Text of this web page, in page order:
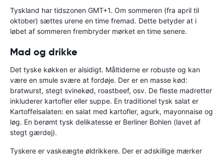
Tyskland har tidszonen GMT+1. Om sommeren (fra april til
oktober) sættes urene en time fremad. Dette betyder at i
løbet af sommeren frembryder mørket en time senere.
Mad og drikke
Det tyske køkken er alsidigt. Måltiderne er robuste og kan
være en smule svære at fordøje. Der er en masse kød:
bratwurst, stegt svinekød, roastbeef, osv. De fleste madretter
inkluderer kartofler eller suppe. En traditionel tysk salat er
Kartoffelsalaten: en salat med kartofler, agurk, mayonnaise og
løg. En berømt tysk delikatesse er Berliner Bohlen (lavet af
stegt gærdej).
Tyskere er vaskeægte øldrikkere. Der er adskillige mærker